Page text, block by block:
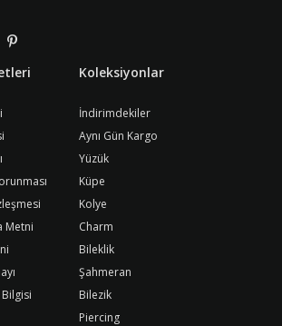
Metni
Koleksiyonlar
İndirimdekiler
Aynı Gün Kargo
Yüzük
Küpe
Kolye
Charm
Bileklik
Şahmeran
Bilezik
Piercing